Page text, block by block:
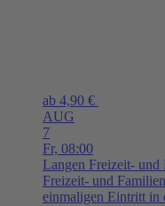
ab 4,90 €
AUG
7
Fr, 08:00
Langen Freizeit- und
Freizeit- und
einmaligen Eintritt in